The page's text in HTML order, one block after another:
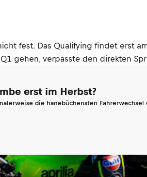
fest. Das Qualifying findet erst
gehen, verpasste den direkten
erst im Herbst?
die hanebüchensten